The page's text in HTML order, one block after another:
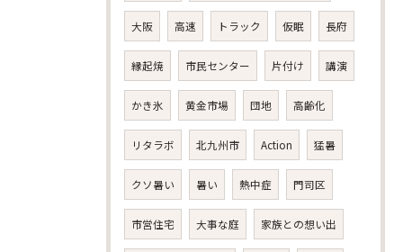
大阪 高速 トラック 仮眠 長府
縁起焼 市民センター 片付け 講演
かき氷 黄金市場 団地 高齢化
リタラボ 北九州市 Action 猛暑
クソ暑い 暑い 熱中症 門司区
市営住宅 大事な庭 家族との想い出